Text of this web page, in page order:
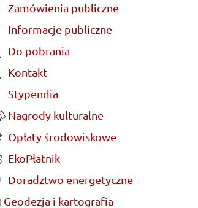
Zamówienia publiczne
Informacje publiczne
Do pobrania
Kontakt
Stypendia
Nagrody kulturalne
Opłaty środowiskowe
EkoPłatnik
Doradztwo energetyczne
Geodezja i kartografia